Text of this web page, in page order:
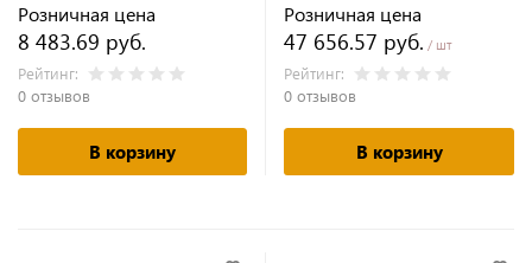
Розничная цена
8 483.69 руб.
Рейтинг:
0 отзывов
В корзину
Розничная цена
47 656.57 руб. / шт
Рейтинг:
0 отзывов
В корзину